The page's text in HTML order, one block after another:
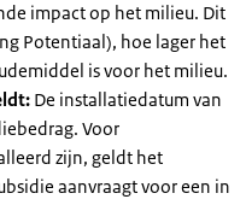
impact op het milieu. Dit
Potentiaal), hoe lager het
is voor het milieu.
De installatiedatum van
Voor
zijn, geldt het
aanvraagt voor een in